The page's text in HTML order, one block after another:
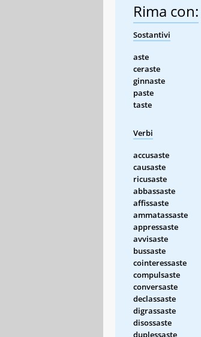
Rima con:
Sostantivi
aste
ceraste
ginnaste
paste
taste
Verbi
accusaste
causaste
ricusaste
abbassaste
affissaste
ammatassaste
appressaste
avvisaste
bussaste
cointeressaste
compulsaste
conversaste
declassaste
digrassaste
disossaste
duplessaste